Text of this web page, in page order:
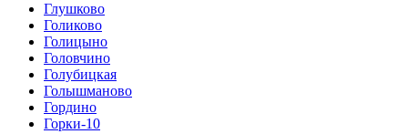
Глушково
Голиково
Голицыно
Головчино
Голубицкая
Голышманово
Гордино
Горки-10